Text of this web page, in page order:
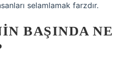
selamlamak farzdır.
BAŞINDA NE